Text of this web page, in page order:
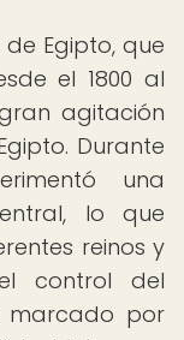
Egipto, que
el 1800 al
agitación
Durante
una
lo que
reinos y
control del
marcado por